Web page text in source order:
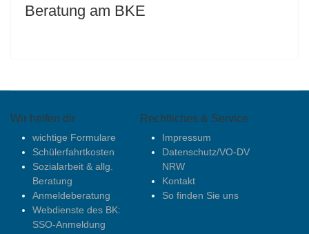
Beratung am BKE
Wir helfen dir
wichtige Formulare
Schülerfahrtkosten
Sozialarbeit & allg.
Beratung
Anmeldeberatung
Webdienste des BK:
SSO-Anmeldung
Rechtliches & Service
Impressum
Datenschutz/VO-DV
NRW
Kontakt
So finden Sie uns